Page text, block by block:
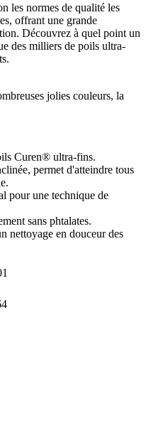
les normes de qualité les
offrant une grande
Découvrez à quel point un
des milliers de poils ultra-
jolies couleurs, la
Curen® ultra-fins.
permet d'atteindre tous
pour une technique de
sans phtalates.
nettoyage en douceur des